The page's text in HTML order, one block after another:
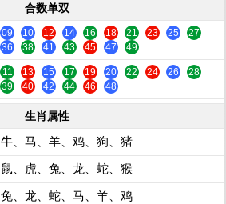
合数单双
09 10 12 14 16 18 21 23 25
27
36 38 41 43 45 47 49
11 13 15 17 19 20 22 24 26
28
39 40 42 44 46 48
生肖属性
牛、马、羊、鸡、狗、猪
鼠、虎、兔、龙、蛇、猴
兔、龙、蛇、马、羊、鸡